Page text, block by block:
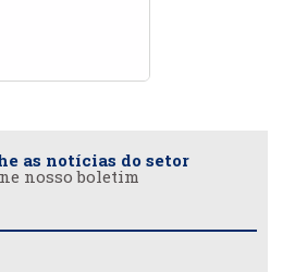
as notícias do setor
nosso boletim